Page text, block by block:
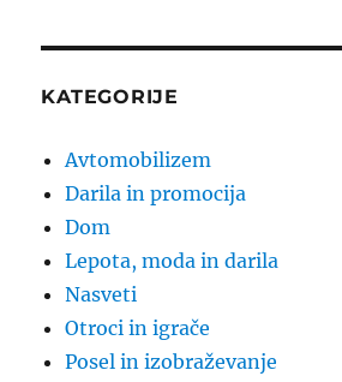
KATEGORIJE
Avtomobilizem
Darila in promocija
Dom
Lepota, moda in darila
Nasveti
Otroci in igrače
Posel in izobraževanje